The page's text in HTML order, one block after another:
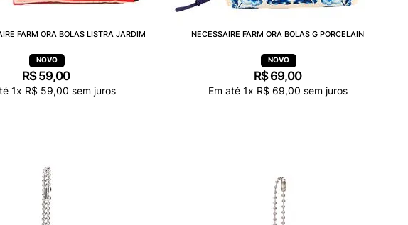
FARM ORA BOLAS LISTRA JARDIM
R$59,00
1x R$ 59,00 sem juros
NECESSAIRE FARM ORA BOLAS G PORCELAIN
R$69,00
Em até 1x R$ 69,00 sem juros